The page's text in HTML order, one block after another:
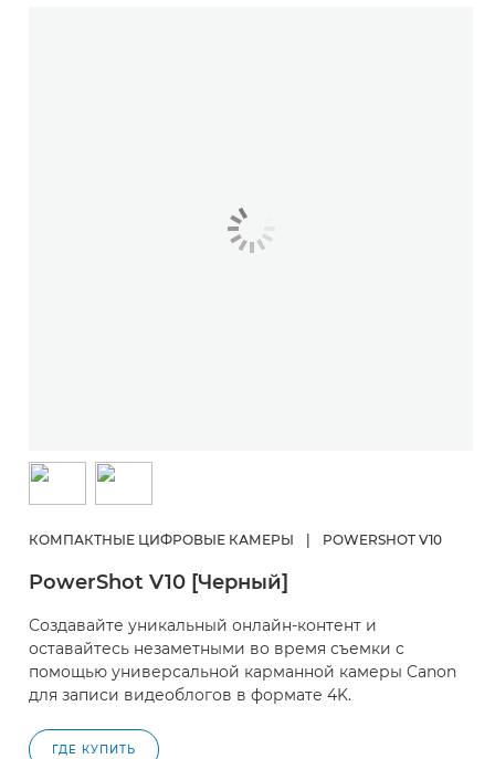
КОМПАКТНЫЕ ЦИФРОВЫЕ КАМЕРЫ POWERSHOT V10
PowerShot V10 [Черный]
Создавайте уникальный онлайн-контент и
оставайтесь незаметными во время съемки с
помощью универсальной карманной камеры Canon
для записи видеоблогов в формате 4K.
ГДЕ КУПИТЬ